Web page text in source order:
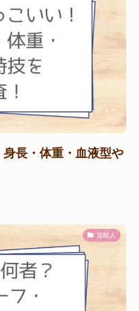
長・体重・血液型や
芸能人